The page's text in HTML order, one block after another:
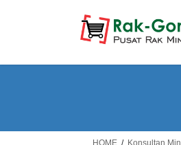
HOME Konsultan